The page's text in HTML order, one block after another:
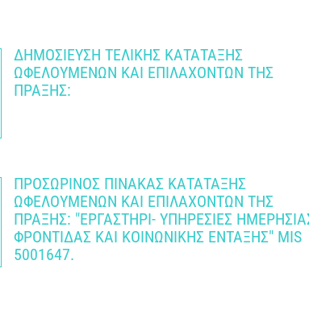
ΔΗΜΟΣΙΕΥΣΗ ΤΕΛΙΚΗΣ ΚΑΤΑΤΑΞΗΣ
ΩΦΕΛΟΥΜΕΝΩΝ ΚΑΙ ΕΠΙΛΑΧΟΝΤΩΝ ΤΗΣ
ΠΡΑΞΗΣ:
ΠΡΟΣΩΡΙΝΟΣ ΠΙΝΑΚΑΣ ΚΑΤΑΤΑΞΗΣ
ΩΦΕΛΟΥΜΕΝΩΝ ΚΑΙ ΕΠΙΛΑΧΟΝΤΩΝ ΤΗΣ
ΠΡΑΞΗΣ: "ΕΡΓΑΣΤΗΡΙ- ΥΠΗΡΕΣΙΕΣ
ΦΡΟΝΤΙΔΑΣ ΚΑΙ ΚΟΙΝΩΝΙΚΗΣ ΕΝΤΑΞΗΣ" MIS
5001647.